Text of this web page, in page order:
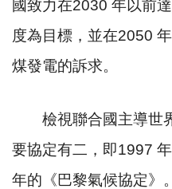
國致力在2030 年以前
度為目標，並在2050
煤發電的訴求。
檢視聯合國主導世
要協定有二，即1997
年的《巴黎氣候協定》